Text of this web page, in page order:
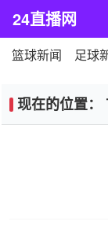
24直播网
篮球新闻 足球
现在的位置：